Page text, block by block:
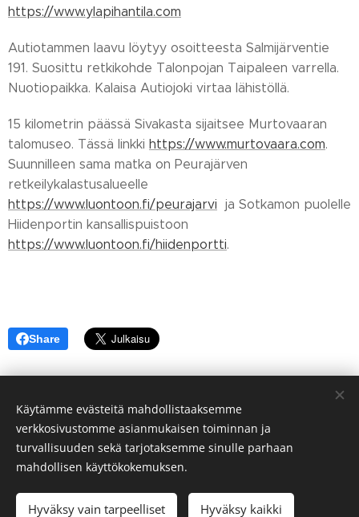
https://www.ylapihantila.com
Autiotammen laavu löytyy osoitteesta Salmijärventie
191. Suosittu retkikohde Talonpojan Taipaleen varrella.
Nuotiopaikka. Kalaisa Autiojoki virtaa lähistöllä.
15 kilometrin päässä Sivakasta sijaitsee Murtovaaran
talomuseo. Tässä linkki https://www.murtovaara.com.
Suunnilleen sama matka on Peurajärven
retkeilykalastusalueelle
https://www.luontoon.fi/peurajarvi ja Sotkamon puolelle
Hiidenportin kansallispuistoon
https://www.luontoon.fi/hiidenportti.
Share
© Sivakan kylä 75700 VALTIMO FINLAND
Käytämme evästeitä mahdollistaaksemme
verkkosivustomme asianmukaisen toiminnan ja
turvallisuuden sekä tarjotaksemme sinulle parhaan
mahdollisen käyttökokemuksen.
Hyväksy vain tarpeelliset Hyväksy kaikki